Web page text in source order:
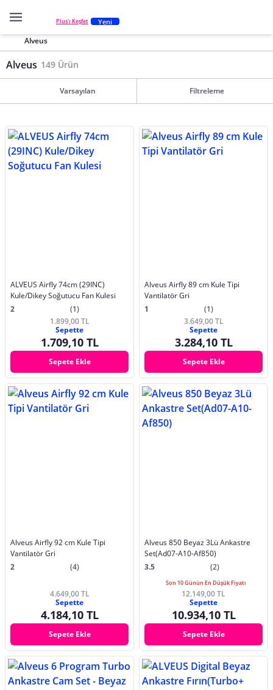
Plus'ı Keşfet Yeni
Alveus
Alveus 149 Ürün
Varsayılan Filtreleme
ALVEUS Airfly 74cm (29INC)
Kule/Dikey Soğutucu Fan Kulesi
2
(1)
1.899,00 TL
Sepette
1.709,10 TL
Sepete Ekle
Alveus Airfly 89 cm Kule Tipi
Vantilatör Gri
1
(1)
3.649,00 TL
Sepette
3.284,10 TL
Sepete Ekle
Alveus Airfly 92 cm Kule Tipi
Vantilatör Gri
2
(4)
4.649,00 TL
Sepette
4.184,10 TL
Sepete Ekle
Alveus 850 Beyaz 3Lü Ankastre
Set(Ad07-A10-Af850)
3.5
(2)
Son 10 Günün En Düşük Fiyatı
12.149,00 TL
Sepette
10.934,10 TL
Sepete Ekle